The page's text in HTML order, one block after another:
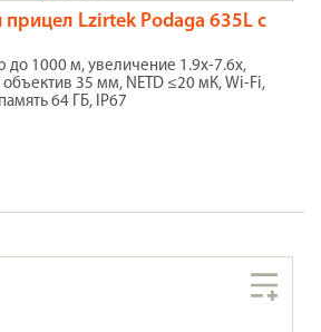
Lzirtek Podaga 635L с
до 1000 м, увеличение 1.9х-7.6х,
35 мм, NETD ≤20 мК, Wi-Fi,
64 ГБ, IP67